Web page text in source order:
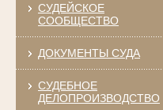
СУДЕЙСКОЕ
СООБЩЕСТВО
ДОКУМЕНТЫ СУДА
СУДЕБНОЕ
ДЕЛОПРОИЗВОДСТВО